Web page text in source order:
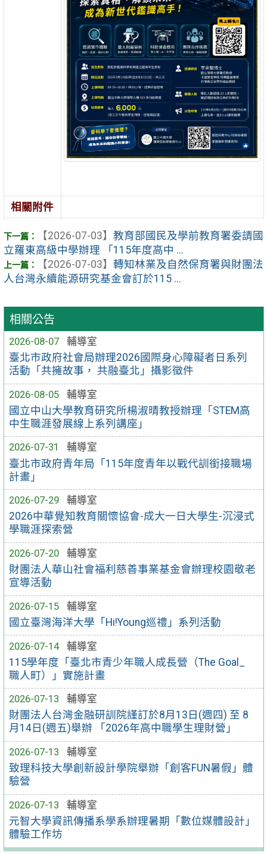
相關公告
2026-08-07
輔導室
臺北市政府社會局辦理2026國際身心障礙者日系列
活動「共擁故事， 共融臺北」攝影徵件
2026-08-05
輔導室
國立中山大學教育研究所楊淑晴教授辦理「STEM高
中生職涯發展線上系列講座」
2026-07-31
輔導室
臺北市政府青年局「115年度青年以戰代訓銜接職場
計畫」
2026-07-29
輔導室
2026中華覺知教育關懷協會-成大一日大學生-沉浸式
學職涯探索營
2026-07-20
輔導室
財團法人華山社會福利慈善事業基金會辦理校園敬老
宣導活動
2026-07-15
輔導室
國立臺灣海洋大學「Hi!Young巡禮」系列活動
2026-07-14
輔導室
115學年度「臺北市青少年職人成長營（The Goal_
職人町）」實施計畫
2026-07-13
輔導室
財團法人台灣金融研訓院謹訂於8月13日(週四) 至 8
月14日(週五)舉辦 「2026年高中職學生理財營」
2026-07-13
輔導室
致理科技大學創新設計學院舉辦「創客FUN暑假」體
驗營
2026-07-13
輔導室
元智大學資訊傳播系學系辦理暑期「數位媒體設計」
體驗工作坊
相關附件
【2026-07-03】 教育部國民及學前教育署委請國
立羅東高級中學辦理 「115年度高中 ...
【2026-07-03】 轉知林業及自然保育署與財團法
人台灣永續能源研究基金會訂於115 ...